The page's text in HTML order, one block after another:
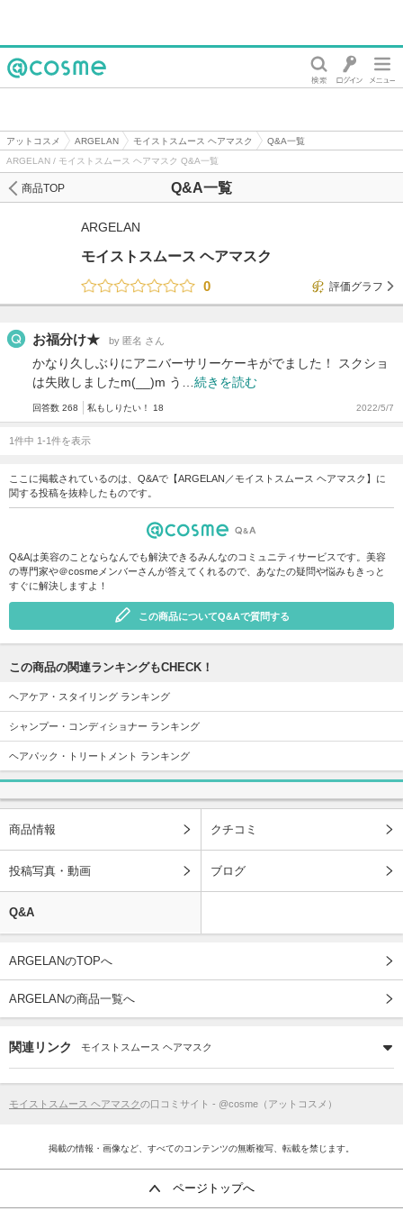
アットコスメ ARGELAN モイストスムース ヘアマスク
Q&A一覧
ARGELAN / モイストスムース ヘアマスク Q&A一覧
Q&A一覧
商品TOP
ARGELAN
モイストスムース ヘアマスク
0
評価グラフ
お福分け★ by 匿名 さん
かなり久しぶりにアニバーサリーケーキがでました！ スクショ
は失敗しましたm(__)m う… 続きを読む
回答数 268 私もしりたい！ 18 2022/5/7
1件中 1-1件を表示
ここに掲載されているのは、Q&Aで【ARGELAN／モイストスムース ヘアマスク】に
関する投稿を抜粋したものです。
Q&Aは美容のことならなんでも解決できるみんなのコミュニティサービスです。美容
の専門家や＠cosmeメンバーさんが答えてくれるので、あなたの疑問や悩みもきっと
すぐに解決しますよ！
この商品についてQ&Aで質問する
この商品の関連ランキングもCHECK！
ヘアケア・スタイリング ランキング
シャンプー・コンディショナー ランキング
ヘアパック・トリートメント ランキング
商品情報 クチコミ
投稿写真・動画 ブログ
Q&A
ARGELANのTOPへ
ARGELANの商品一覧へ
関連リンク モイストスムース ヘアマスク
モイストスムース ヘアマスクの口コミサイト - @cosme（アットコスメ）
掲載の情報・画像など、すべてのコンテンツの無断複写、転載を禁じます。
ページトップへ